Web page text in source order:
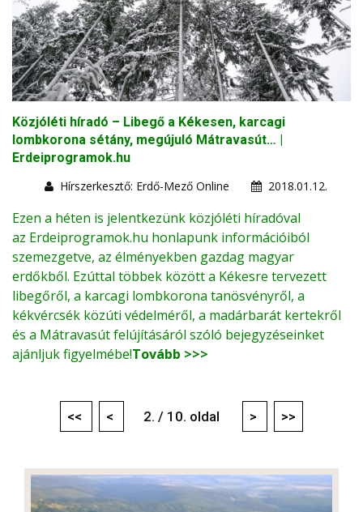
Közjóléti híradó – Libegő a Kékesen, karcagi
lombkorona sétány, megújuló Mátravasút… |
Erdeiprogramok.hu
Hírszerkesztő: Erdő-Mező Online
2018.01.12.
Ezen a héten is jelentkezünk közjóléti híradóval
az Erdeiprogramok.hu honlapunk információiból
szemezgetve, az élményekben gazdag magyar
erdőkből. Ezúttal többek között a Kékesre tervezett
libegőről, a karcagi lombkorona tanösvényről, a
kékvércsék közúti védelméről, a madárbarát kertekről
és a Mátravasút felújításáról szóló bejegyzéseinket
ajánljuk figyelmébe!Tovább >>>
<< < 2. / 10. oldal > >>